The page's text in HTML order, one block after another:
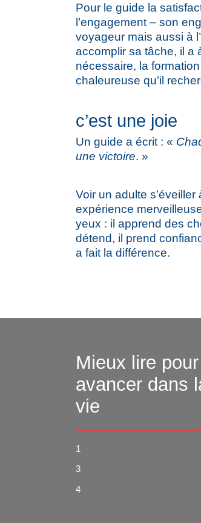
Pour le guide la
l’engagement – son
voyageur mais aussi à
accomplir sa tâche, il a
nécessaire, la
chaleureuse qu’il
c’est une joie
Un guide a écrit : «
une victoire. »
Voir un adulte s’éveiller
expérience
yeux : il apprend des
détend, il prend
a fait la différence.
Mieux lire pour
avancer dans
vie
1
3
4